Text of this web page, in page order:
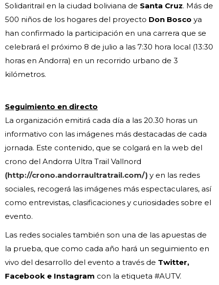
Solidaritrail en la ciudad boliviana de Santa Cruz. Más de
500 niños de los hogares del proyecto Don Bosco ya
han confirmado la participación en una carrera que se
celebrará el próximo 8 de julio a las 7:30 hora local (13:30
horas en Andorra) en un recorrido urbano de 3
kilómetros.
Seguimiento en directo
La organización emitirá cada día a las 20.30 horas un
informativo con las imágenes más destacadas de cada
jornada. Este contenido, que se colgará en la web del
crono del Andorra Ultra Trail Vallnord
(http://crono.andorraultratrail.com/) y en las redes
sociales, recogerá las imágenes más espectaculares, así
como entrevistas, clasificaciones y curiosidades sobre el
evento.
Las redes sociales también son una de las apuestas de
la prueba, que como cada año hará un seguimiento en
vivo del desarrollo del evento a través de Twitter,
Facebook e Instagram con la etiqueta #AUTV.